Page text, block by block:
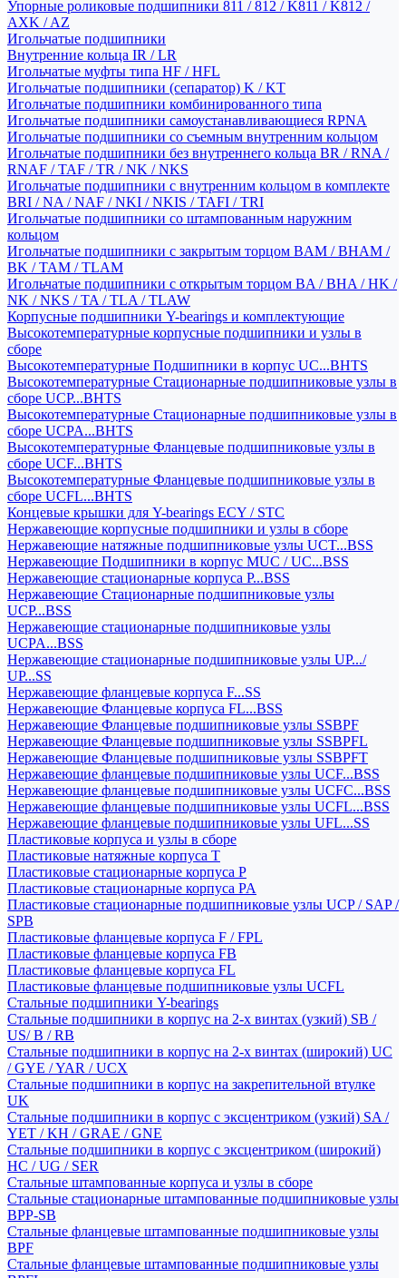
Упорные роликовые подшипники 811 / 812 / K811 / K812 /
AXK / AZ
Игольчатые подшипники
Внутренние кольца IR / LR
Игольчатые муфты типа HF / HFL
Игольчатые подшипники (сепаратор) K / KT
Игольчатые подшипники комбинированного типа
Игольчатые подшипники самоустанавливающиеся RPNA
Игольчатые подшипники со съемным внутренним кольцом
Игольчатые подшипники без внутреннего кольца BR / RNA /
RNAF / TAF / TR / NK / NKS
Игольчатые подшипники с внутренним кольцом в комплекте
BRI / NA / NAF / NKI / NKIS / TAFI / TRI
Игольчатые подшипники со штампованным наружним
кольцом
Игольчатые подшипники с закрытым торцом BAM / BHAM /
BK / TAM / TLAM
Игольчатые подшипники с открытым торцом BA / BHA / HK /
NK / NKS / TA / TLA / TLAW
Корпусные подшипники Y-bearings и комплектующие
Высокотемпературные корпусные подшипники и узлы в
сборе
Высокотемпературные Подшипники в корпус UC...BHTS
Высокотемпературные Стационарные подшипниковые узлы в
сборе UCP...BHTS
Высокотемпературные Стационарные подшипниковые узлы в
сборе UCPA...BHTS
Высокотемпературные Фланцевые подшипниковые узлы в
сборе UCF...BHTS
Высокотемпературные Фланцевые подшипниковые узлы в
сборе UCFL...BHTS
Концевые крышки для Y-bearings ECY / STC
Нержавеющие корпусные подшипники и узлы в сборе
Нержавеющие натяжные подшипниковые узлы UCT...BSS
Нержавеющие Подшипники в корпус MUC / UC...BSS
Нержавеющие стационарные корпуса P...BSS
Нержавеющие Стационарные подшипниковые узлы
UCP...BSS
Нержавеющие стационарные подшипниковые узлы
UCPA...BSS
Нержавеющие стационарные подшипниковые узлы UP.../
UP...SS
Нержавеющие фланцевые корпуса F...SS
Нержавеющие Фланцевые корпуса FL...BSS
Нержавеющие Фланцевые подшипниковые узлы SSBPF
Нержавеющие Фланцевые подшипниковые узлы SSBPFL
Нержавеющие Фланцевые подшипниковые узлы SSBPFT
Нержавеющие фланцевые подшипниковые узлы UCF...BSS
Нержавеющие фланцевые подшипниковые узлы UCFC...BSS
Нержавеющие фланцевые подшипниковые узлы UCFL...BSS
Нержавеющие фланцевые подшипниковые узлы UFL...SS
Пластиковые корпуса и узлы в сборе
Пластиковые натяжные корпуса T
Пластиковые стационарные корпуса P
Пластиковые стационарные корпуса PA
Пластиковые стационарные подшипниковые узлы UCP / SAP /
SPB
Пластиковые фланцевые корпуса F / FPL
Пластиковые фланцевые корпуса FB
Пластиковые фланцевые корпуса FL
Пластиковые фланцевые подшипниковые узлы UCFL
Стальные подшипники Y-bearings
Стальные подшипники в корпус на 2-х винтах (узкий) SB /
US/ B / RB
Стальные подшипники в корпус на 2-х винтах (широкий) UC
/ GYE / YAR / UCX
Стальные подшипники в корпус на закрепительной втулке
UK
Стальные подшипники в корпус с эксцентриком (узкий) SA /
YET / KH / GRAE / GNE
Стальные подшипники в корпус с эксцентриком (широкий)
HC / UG / SER
Стальные штампованные корпуса и узлы в сборе
Стальные стационарные штампованные подшипниковые узлы
BPP-SB
Стальные фланцевые штампованные подшипниковые узлы
BPF
Стальные фланцевые штампованные подшипниковые узлы